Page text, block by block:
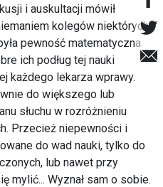
i auskultacji mówił
kolegów niektórych
pewność matematyczna
ich podług tej nauki
każdego lekarza wprawy.
do większego lub
słuchu w rozróżnieniu
Przecież niepewności i
do wad nauki, tylko do
lub nawet przy
mylić... Wyznał sam o sobie.